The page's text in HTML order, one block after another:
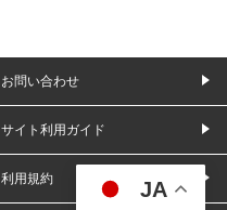
JA
お問い合わせ
サイト利用ガイド
利用規約